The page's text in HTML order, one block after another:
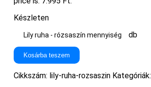
Készleten
Lily ruha - rózsaszín mennyiség db
Kosárba teszem
Cikkszám: lily-ruha-rozsaszin Kategóriák: